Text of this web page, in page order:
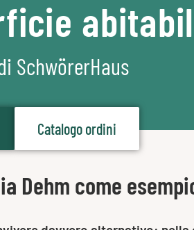
SchwörerHaus
Catalogo ordini
Dehm come